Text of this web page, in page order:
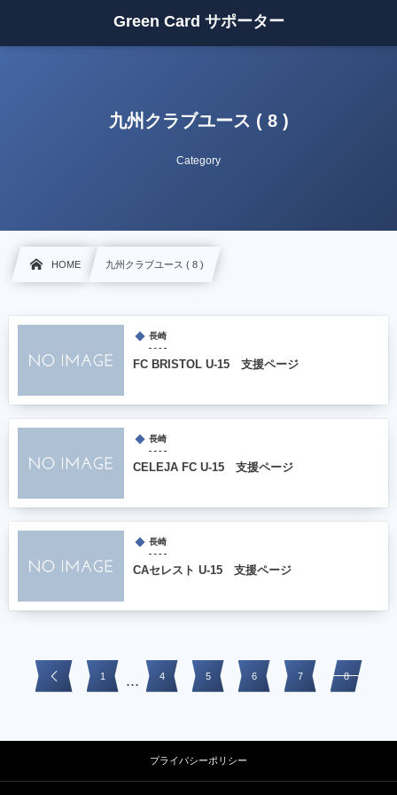
Green Card サポーター
九州クラブユース ( 8 )
Category
HOME 九州クラブユース ( 8 )
長崎
FC BRISTOL U-15 支援ページ
長崎
CELEJA FC U-15 支援ページ
長崎
CAセレスト U-15 支援ページ
1 ... 4 5 6 7 8
プライバシーポリシー